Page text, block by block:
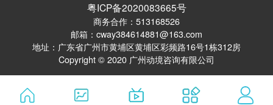
粤ICP备2020083665号
商务合作：513168526
邮箱：cway384614881@163.com
地址：广东省广州市黄埔区黄埔区彩频路16号1栋312房
Copyright © 2020 广州动境咨询有限公司